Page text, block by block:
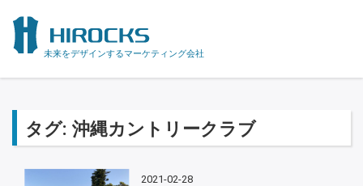
未来をデザインするマーケティング会社
タグ: 沖縄カントリークラブ
2021-02-28